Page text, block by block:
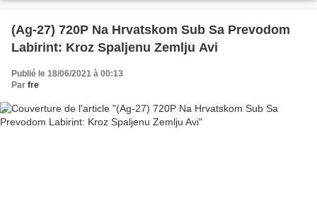
(Ag-27) 720P Na Hrvatskom Sub Sa Prevodom
Labirint: Kroz Spaljenu Zemlju Avi
Publié le 18/06/2021 à 00:13
Par fre